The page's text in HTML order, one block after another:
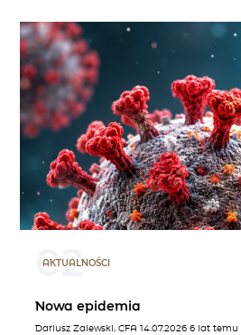
02
AKTUALNOŚCI
Nowa epidemia
Dariusz Zalewski, CFA 14.07.2026 6 lat